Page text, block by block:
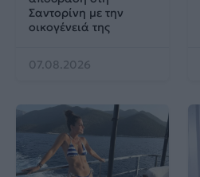
Σαντορίνη με την
οικογένειά της
07.08.2026